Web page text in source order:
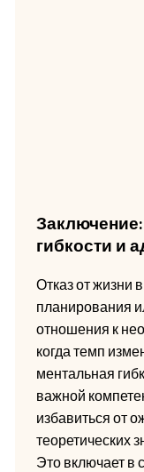
гибкости и
Отказ от жизни
планирования
отношения к
когда темп
ментальная
важной
избавиться от
теоретических
Это включает в